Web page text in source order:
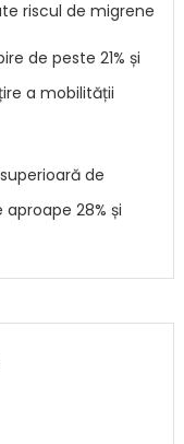
riscul de migrene
de peste 21% și
a mobilității
de
28% și